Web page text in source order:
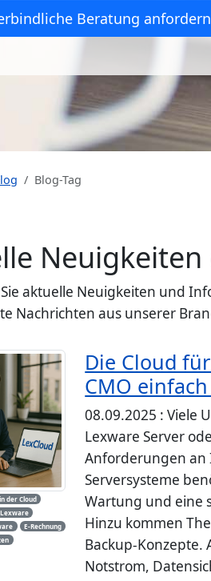
Beratung anfordern
Blog-Tag
Neuigkeiten
aktuelle Neuigkeiten und
Nachrichten aus unserer
der Cloud
E-Rechnung
Die Cloud
CMO
08.09.2025 : Viele
Lexware Server
Anforderungen an
Serversysteme
Wartung und eine
Hinzu kommen
Backup-Konzepte.
Notstrom,